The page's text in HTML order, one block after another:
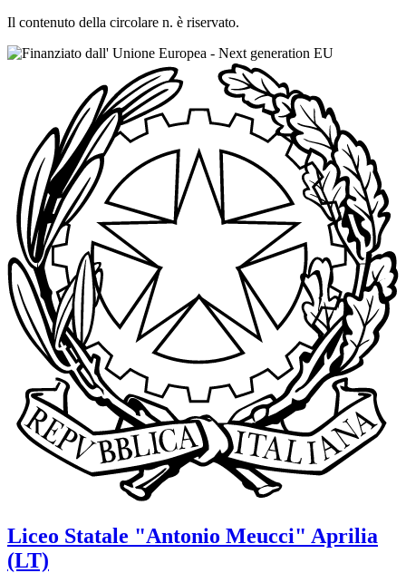
Il contenuto della circolare n. è riservato.
Liceo Statale "Antonio Meucci" Aprilia
(LT)